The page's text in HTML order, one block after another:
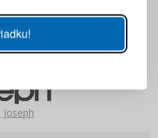
Joseph
SA
hesla